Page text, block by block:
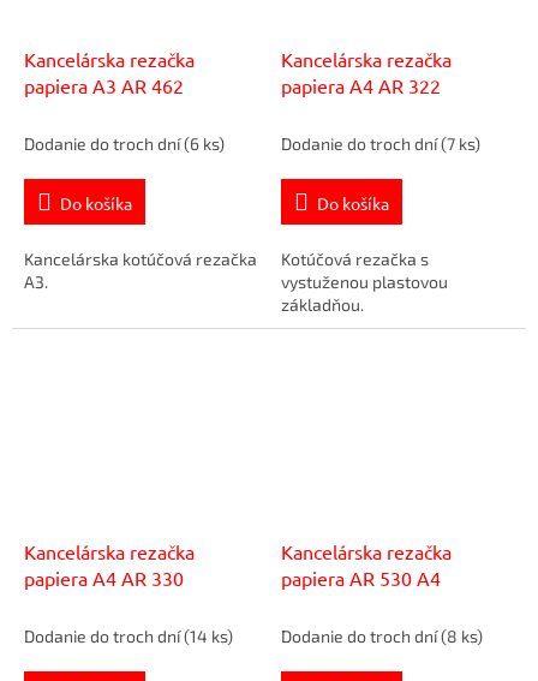
Kancelárska rezačka
papiera A3 AR 462
Dodanie do troch dní(6 ks)
Do košíka
Kancelárska kotúčová rezačka
A3.
Kancelárska rezačka
papiera A4 AR 322
Dodanie do troch dní(7 ks)
Do košíka
Kotúčová rezačka s
vystuženou plastovou
základňou.
Kancelárska rezačka
papiera A4 AR 330
Dodanie do troch dní(14 ks)
Kancelárska rezačka
papiera AR 530 A4
Dodanie do troch dní(8 ks)